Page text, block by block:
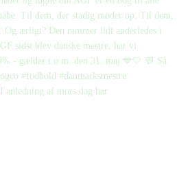
I anledning af mors dag har